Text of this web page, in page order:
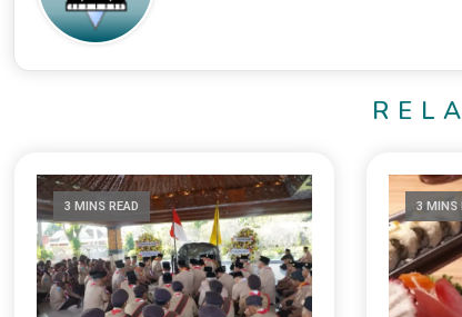
3 MINS READ 3 MINS